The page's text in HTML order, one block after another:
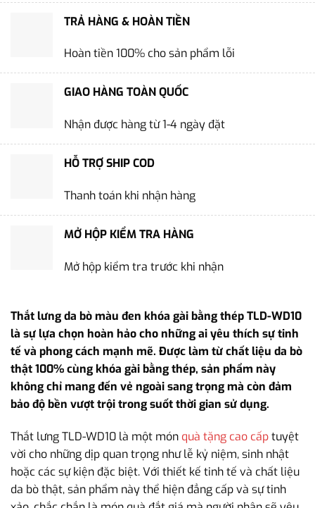
TRẢ HÀNG & HOÀN TIỀN
Hoàn tiền 100% cho sản phẩm lỗi
GIAO HÀNG TOÀN QUỐC
Nhận được hàng từ 1-4 ngày đặt
HỖ TRỢ SHIP COD
Thanh toán khi nhận hàng
MỞ HỘP KIỂM TRA HÀNG
Mở hộp kiểm tra trước khi nhận
Thắt lưng da bò màu đen khóa gài bằng thép TLD-WD10
là sự lựa chọn hoàn hảo cho những ai yêu thích sự tinh
tế và phong cách mạnh mẽ. Được làm từ chất liệu da bò
thật 100% cùng khóa gài bằng thép, sản phẩm này
không chỉ mang đến vẻ ngoài sang trọng mà còn đảm
bảo độ bền vượt trội trong suốt thời gian sử dụng.
Thắt lưng TLD-WD10 là một món quà tặng cao cấptuyệt
vời cho những dịp quan trọng như lễ kỷ niệm, sinh nhật
hoặc các sự kiện đặc biệt. Với thiết kế tinh tế và chất liệu
da bò thật, sản phẩm này thể hiện đẳng cấp và sự tinh